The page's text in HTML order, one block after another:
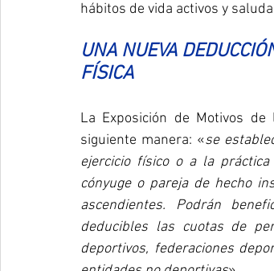
hábitos de vida activos y
UNA NUEVA
FÍSICA
La Exposición de Motivos
siguiente manera: «se
ejercicio físico o a la
cónyuge o pareja de hecho
ascendientes. Podrán
deducibles las cuotas de
deportivos, federaciones